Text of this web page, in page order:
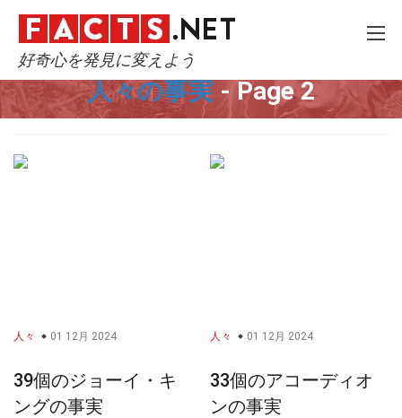
好奇心を発見に変えよう
Home 歴史
人々の事実 - Page 2
人々 01 12月 2024
39個のジョーイ・キ
ングの事実
人々 01 12月 2024
33個のアコーディオ
ンの事実